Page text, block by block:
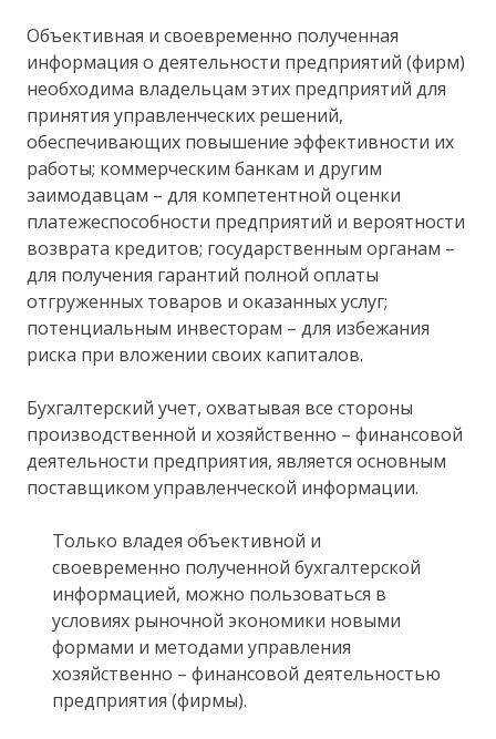
Объективная и своевременно полученная
информация о деятельности предприятий (фирм)
необходима владельцам этих предприятий для
принятия управленческих решений,
обеспечивающих повышение эффективности их
работы; коммерческим банкам и другим
заимодавцам – для компетентной оценки
платежеспособности предприятий и вероятности
возврата кредитов; государственным органам –
для получения гарантий полной оплаты
отгруженных товаров и оказанных услуг;
потенциальным инвесторам – для избежания
риска при вложении своих капиталов.
Бухгалтерский учет, охватывая все стороны
производственной и хозяйственно – финансовой
деятельности предприятия, является основным
поставщиком управленческой информации.
Только владея объективной и
своевременно полученной бухгалтерской
информацией, можно пользоваться в
условиях рыночной экономики новыми
формами и методами управления
хозяйственно – финансовой деятельностью
предприятия (фирмы).